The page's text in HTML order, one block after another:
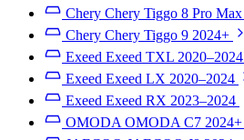
Chery Chery Tiggo 8 Pro Max
Chery Chery Tiggo 9 2024+
Exeed Exeed TXL 2020–2024
Exeed Exeed LX 2020–2024
Exeed Exeed RX 2023–2024
OMODA OMODA C7 2024+